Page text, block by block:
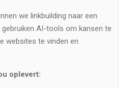
we linkbuilding naar een
gebruiken AI-tools om kansen te
websites te vinden en
oplevert: